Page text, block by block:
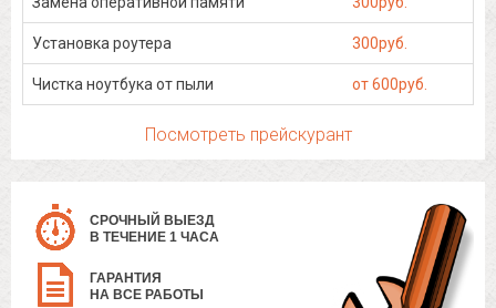
Установка роутера 300руб.
Чистка ноутбука от пыли от 600руб.
Посмотреть прейскурант
СРОЧНЫЙ ВЫЕЗД
В ТЕЧЕНИЕ 1 ЧАСА
ГАРАНТИЯ
НА ВСЕ РАБОТЫ